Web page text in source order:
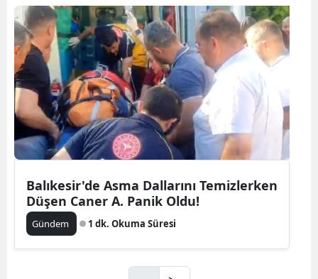
Balıkesir'de Asma Dallarını Temizlerken
Düşen Caner A. Panik Oldu!
Gündem 1 dk. Okuma Süresi